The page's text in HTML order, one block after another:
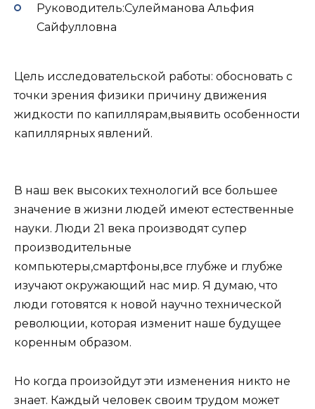
Руководитель:Сулейманова Альфия
Сайфулловна
Цель исследовательской работы: обосновать с
точки зрения физики причину движения
жидкости по капиллярам,выявить особенности
капиллярных явлений.
В наш век высоких технологий все большее
значение в жизни людей имеют естественные
науки. Люди 21 века производят супер
производительные
компьютеры,смартфоны,все глубже и глубже
изучают окружающий нас мир. Я думаю, что
люди готовятся к новой научно технической
революции, которая изменит наше будущее
коренным образом.
Но когда произойдут эти изменения никто не
знает. Каждый человек своим трудом может